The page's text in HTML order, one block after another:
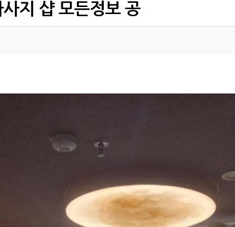
지 샵 모든정보 공